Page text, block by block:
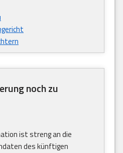
noch zu
ist streng an die
des künftigen